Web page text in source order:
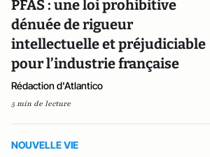
PFAS : une loi prohibitive
dénuée de rigueur
intellectuelle et préjudiciable
pour l’industrie française
Rédaction d'Atlantico
5 min de lecture
NOUVELLE VIE